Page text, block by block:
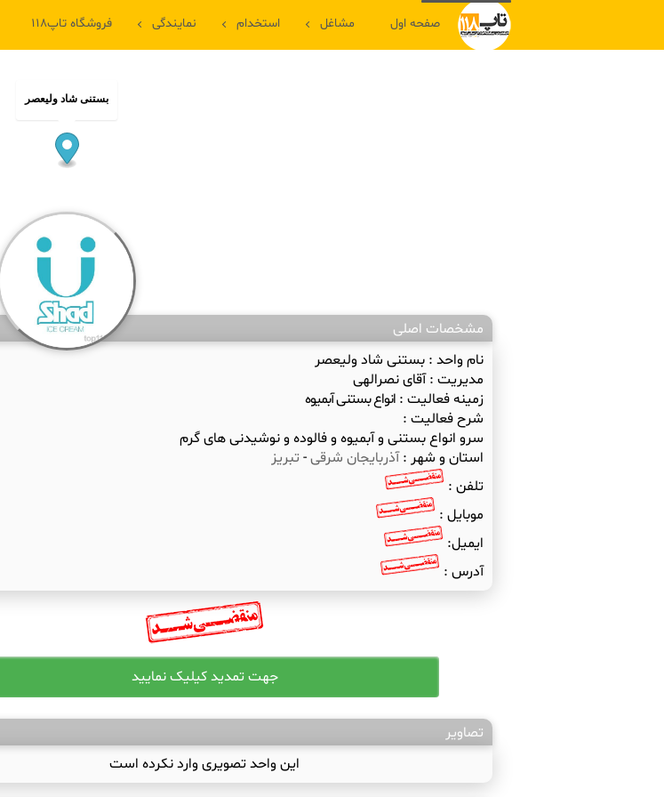
صفحه اول مشاغل استخدام نمایندگی فروشگاه تاپ۱۱۸
بستنی شاد ولیعصر
مشخصات اصلی
نام واحد :بستنی شاد ولیعصر
مدیریت :آقای نصرالهی
زمینه فعالیت :انواع بستنی آبمیوه
شرح فعالیت :
سرو انواع بستنی و آبمیوه و فالوده و نوشیدنی های گرم
استان و شهر :آذربایجان شرقی- تبریز
تلفن :
موبایل :
ایمیل:
آدرس :
تصاویر
این واحد تصویری وارد نکرده است